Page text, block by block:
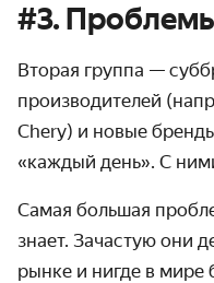
#3.
Вторая группа —
производителей
Chery) и новые
«каждый день». С
Самая большая
знает. Зачастую они
рынке и нигде в мире